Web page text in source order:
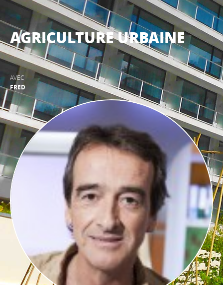
AGRICULTURE URBAINE
AVEC
FRED